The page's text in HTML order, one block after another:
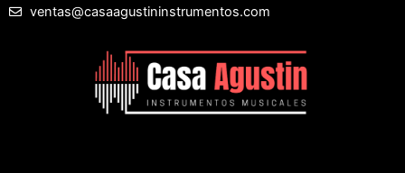
ventas@casaagustininstrumentos.com